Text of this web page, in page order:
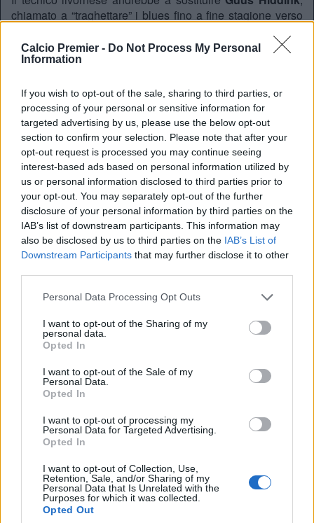
Calcio Premier - Do Not Process My Personal
Information
If you wish to opt-out of the sale, sharing to third parties, or
processing of your personal or sensitive information for
targeted advertising by us, please use the below opt-out
section to confirm your selection. Please note that after your
opt-out request is processed you may continue seeing
interest-based ads based on personal information utilized by
us or personal information disclosed to third parties prior to
your opt-out. You may separately opt-out of the further
disclosure of your personal information by third parties on the
IAB’s list of downstream participants. This information may
also be disclosed by us to third parties on the IAB’s List of
Downstream Participants that may further disclose it to other
Personal Data Processing Opt Outs
I want to opt-out of the Sharing of my
personal data.
Opted In
I want to opt-out of the Sale of my
Personal Data.
Opted In
I want to opt-out of processing my
Personal Data for Targeted Advertising.
Opted In
I want to opt-out of Collection, Use,
Retention, Sale, and/or Sharing of my
Personal Data that Is Unrelated with the
Purposes for which it was collected.
Opted Out
chiamato a “traghettare” i blues fino a fine stagione verso
Dal canto suo, sembra che l’attuale allenatore della
Juventusabbia già dato il benestare per un passaggio in
Per è pronto un contratto da 8 milioni di euro l’anno.
REDAZIONE
Twitter @Calciopremier
Stadio:Stamford Bridge (41.837)
Città:Londra
Manager:Enzo Maresca
ALBO D'ORO
Premier League:
FA Cup:8
League Cup:5
FA Community Shield: